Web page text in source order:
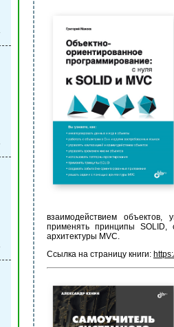
взаимодействием объектов,
применять принципы SOLID,
архитектуры MVC.
Ссылка на страницу книги: